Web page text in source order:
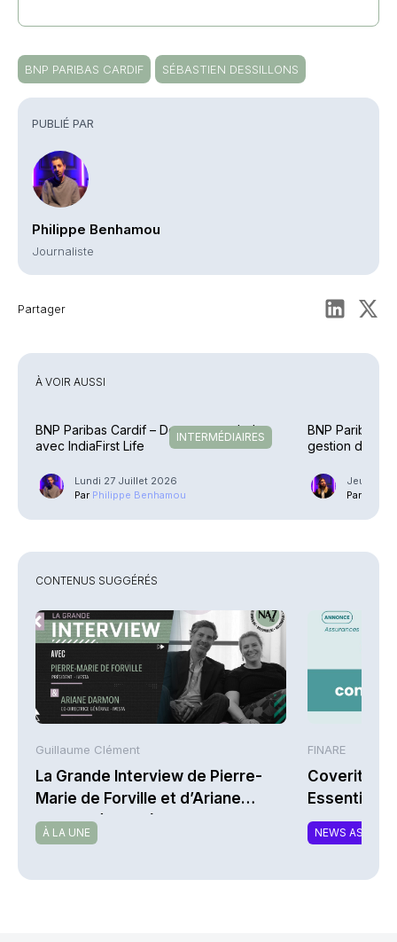
PUBLIÉ PAR
Philippe Benhamou
Journaliste
Partager
BNP PARIBAS CARDIF SÉBASTIEN DESSILLONS
À VOIR AUSSI
INTERMÉDIAIRES
BNP Paribas Cardif – De retour en Inde
avec IndiaFirst Life
Lundi 27 Juillet 2026
Par Philippe Benhamou
BNP Paribas
gestion
Jeudi 30
Par
CONTENUS SUGGÉRÉS
Guillaume Clément
La Grande Interview de Pierre-
Marie de Forville et d’Ariane
Darmon (Ivesta)
À LA UNE
FINARE
Coverity
Essentiel
NEWS